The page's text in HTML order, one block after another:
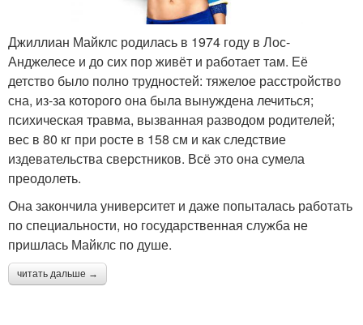
Джиллиан Майклс родилась в 1974 году в Лос-
Анджелесе и до сих пор живёт и работает там. Её
детство было полно трудностей: тяжелое расстройство
сна, из-за которого она была вынуждена лечиться;
психическая травма, вызванная разводом родителей;
вес в 80 кг при росте в 158 см и как следствие
издевательства сверстников. Всё это она сумела
преодолеть.
Она закончила университет и даже попыталась работать
по специальности, но государственная служба не
пришлась Майклс по душе.
читать дальше →